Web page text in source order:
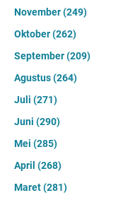
November(249)
Oktober(262)
September(209)
Agustus(264)
Juli (271)
Juni (290)
Mei (285)
April (268)
Maret(281)